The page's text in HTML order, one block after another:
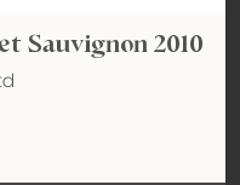
Sauvignon 2010